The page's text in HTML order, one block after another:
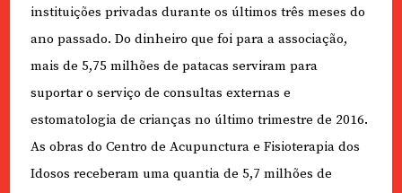
instituições privadas durante os últimos três meses do
ano passado. Do dinheiro que foi para a associação,
mais de 5,75 milhões de patacas serviram para
suportar o serviço de consultas externas e
estomatologia de crianças no último trimestre de 2016.
As obras do Centro de Acupunctura e Fisioterapia dos
Idosos receberam uma quantia de 5,7 milhões de